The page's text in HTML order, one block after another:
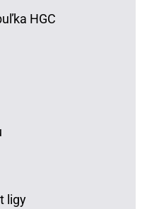
HGC
ligy